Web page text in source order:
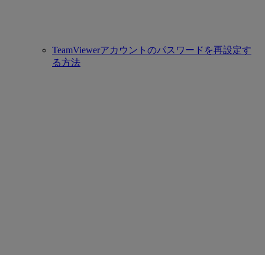
TeamViewerアカウントのパスワードを再設定す
る方法